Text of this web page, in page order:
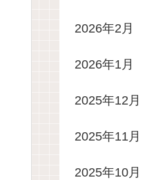
2026年2月
2026年1月
2025年12月
2025年11月
2025年10月